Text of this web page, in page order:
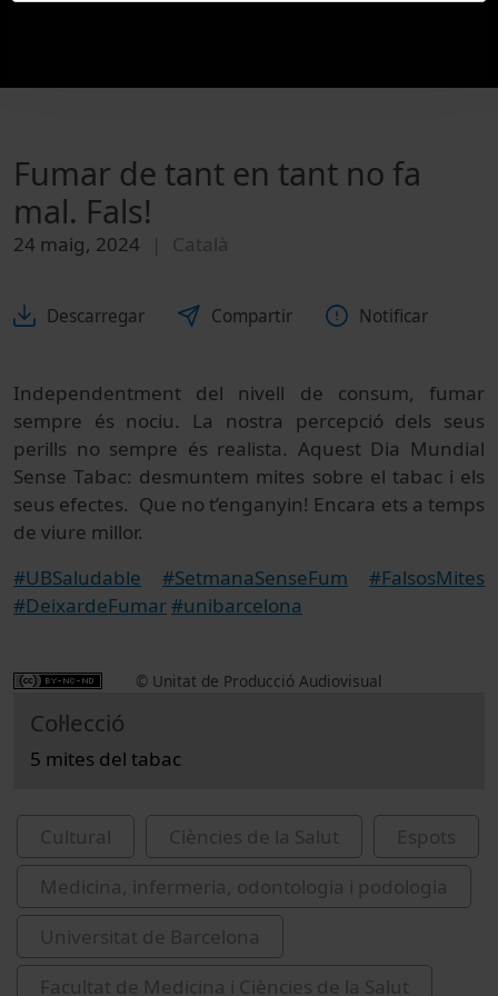
Fumar de tant en tant no fa
mal. Fals!
24 maig, 2024 Català
Descarregar Compartir Notificar
Independentment del nivell de consum, fumar
sempre és nociu. La nostra percepció dels seus
perills no sempre és realista. Aquest Dia Mundial
Sense Tabac: desmuntem mites sobre el tabac i els
seus efectes. Que no t’enganyin! Encara ets a temps
de viure millor.
#UBSaludable
#SetmanaSenseFum
#FalsosMites
#DeixardeFumar#unibarcelona
© Unitat de Producció Audiovisual
Col·lecció
5 mites del tabac
Cultural Ciències de la Salut
Espots
Medicina, infermeria, odontologia i podologia
Universitat de Barcelona
Facultat de Medicina i Ciències de la Salut